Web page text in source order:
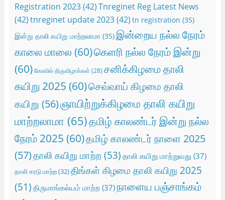
Registration 2023(42)Tnreginet Reg Latest News
(42)tnreginet update 2023(42) tn registration (35)
இன்று தாலி கயிறு மாற்றலாமா(35)இன்றைய நல்ல நேரம்
காலை மாலை (60)கெளரி நல்ல நேரம் இன்று
(60) கோவில் திருவிழாக்கள் (28) சனிக்கிழமை தாலி
கயிறு 2025 (60)செவ்வாய் கிழமை தாலி
கயிறு (56)ஞாயிற்றுக்கிழமை தாலி கயிறு
மாற்றலாமா (65)தமிழ் காலண்டர் இன்று நல்ல
நேரம் 2025 (60)தமிழ் காலண்டர் நாளை 2025
(57)தாலி கயிறு மாற்ற (53) தாலி கயிறு மாற்றுவது (37)
தாலி சரடு மாற்ற(32)திங்கள் கிழமை தாலி கயிறு 2025
(51) திருமாங்கல்யம் மாற்ற (37)நாளைய பஞ்சாங்கம்